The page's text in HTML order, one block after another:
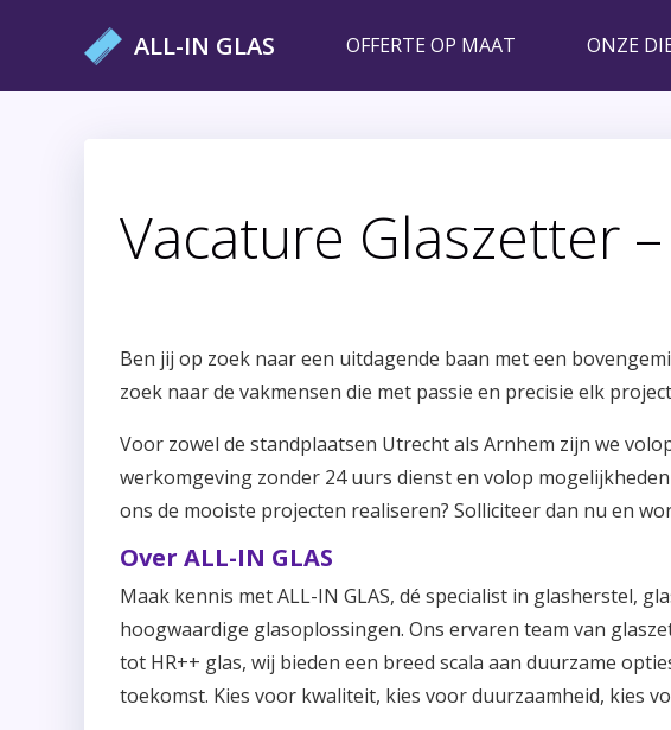
ALL-IN GLAS OFFERTE OP MAAT ONZE
Vacature Glaszetter
Ben jij op zoek naar een uitdagende baan met een
zoek naar de vakmensen die met passie en precisie elk
Voor zowel de standplaatsen Utrecht als Arnhem zijn we
werkomgeving zonder 24 uurs dienst en volop
ons de mooiste projecten realiseren? Solliciteer dan nu en
Over ALL-IN GLAS
Maak kennis met ALL-IN GLAS, dé specialist in glasherstel,
hoogwaardige glasoplossingen. Ons ervaren team van
tot HR++ glas, wij bieden een breed scala aan duurzame
toekomst. Kies voor kwaliteit, kies voor duurzaamheid, kies